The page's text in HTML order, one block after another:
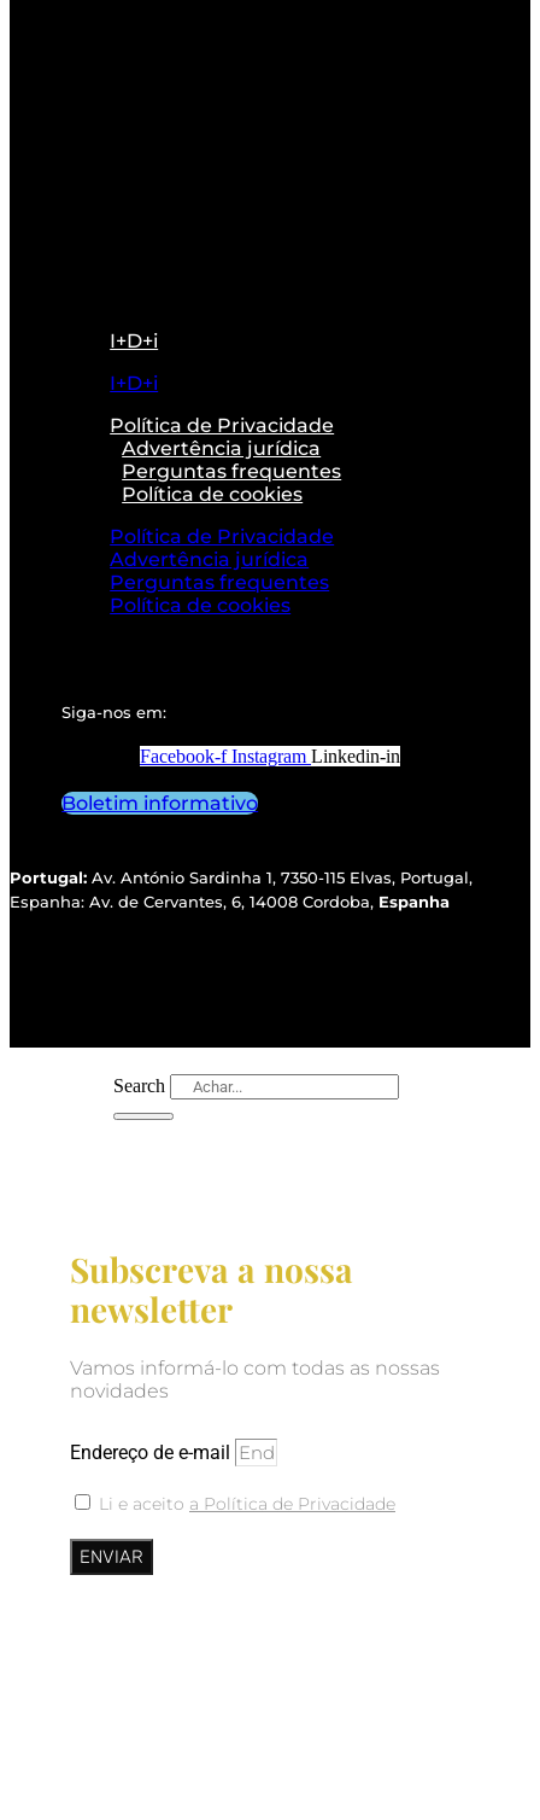
I+D+i
I+D+i
Política de Privacidade
Advertência jurídica
Perguntas frequentes
Política de cookies
Política de Privacidade
Advertência jurídica
Perguntas frequentes
Política de cookies
Siga-nos em:
Facebook-f Instagram Linkedin-in
Boletim informativo
Portugal: Av. António Sardinha 1, 7350-115 Elvas, Portugal,
Espanha: Av. de Cervantes, 6, 14008 Cordoba, Espanha
Search
Subscreva a nossa
newsletter
Vamos informá-lo com todas as nossas
novidades
Endereço de e-mail
Li e aceito a Política de Privacidade
ENVIAR